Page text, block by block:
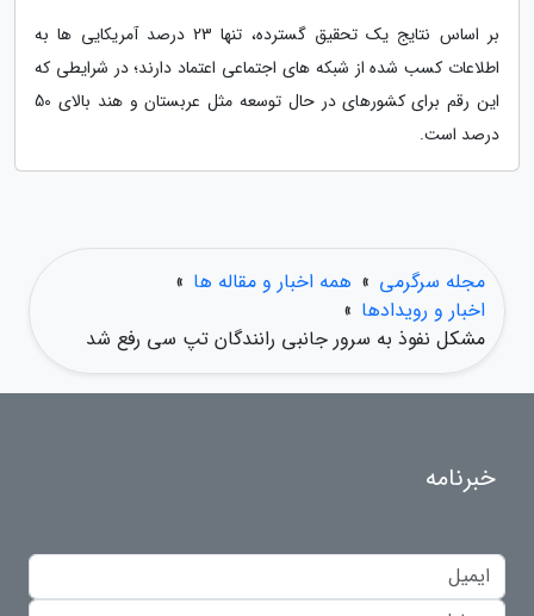
بر اساس نتایج یک تحقیق گسترده، تنها 23 درصد آمریکایی ها به
اطلاعات کسب شده از شبکه های اجتماعی اعتماد دارند؛ در شرایطی که
این رقم برای کشورهای در حال توسعه مثل عربستان و هند بالای 50
درصد است.
مجله سرگرمی » همه اخبار و مقاله ها »
اخبار و رویدادها »
مشکل نفوذ به سرور جانبی رانندگان تپ سی رفع شد
خبرنامه